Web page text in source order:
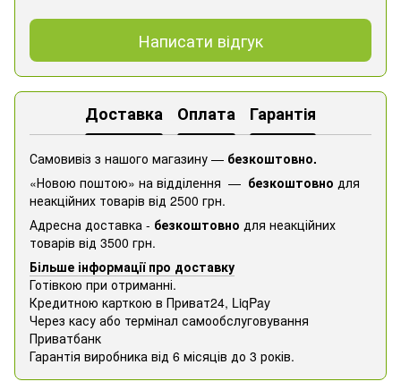
Написати відгук
Доставка Оплата Гарантія
Самовивіз з нашого магазину — безкоштовно.
«Новою поштою» на відділення — безкоштовно для
неакційних товарів від 2500 грн.
Адресна доставка - безкоштовно для неакційних
товарів від 3500 грн.
Більше інформації про доставку
Готівкою при отриманні.
Кредитною карткою в Приват24, ​​LiqPay
Через касу або термінал самообслуговування
Приватбанк
Гарантія виробника від 6 місяців до 3 років.